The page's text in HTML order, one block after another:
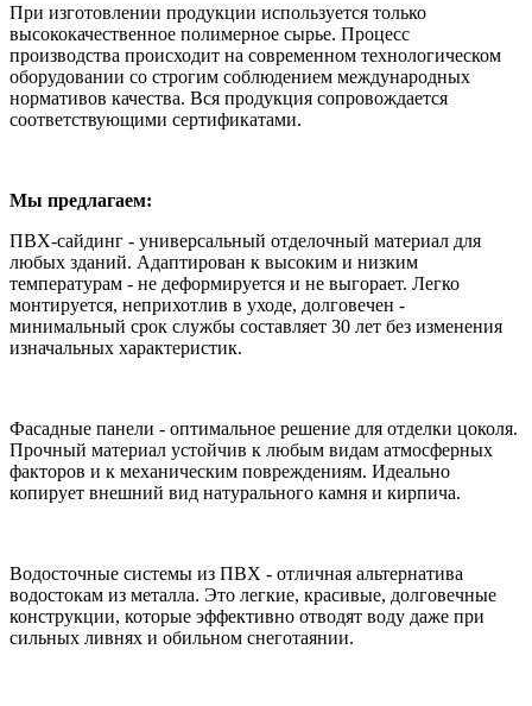
При изготовлении продукции используется только
высококачественное полимерное сырье. Процесс
производства происходит на современном технологическом
оборудовании со строгим соблюдением международных
нормативов качества. Вся продукция сопровождается
соответствующими сертификатами.
Мы предлагаем:
ПВХ-сайдинг - универсальный отделочный материал для
любых зданий. Адаптирован к высоким и низким
температурам - не деформируется и не выгорает. Легко
монтируется, неприхотлив в уходе, долговечен -
минимальный срок службы составляет 30 лет без изменения
изначальных характеристик.
Фасадные панели - оптимальное решение для отделки цоколя.
Прочный материал устойчив к любым видам атмосферных
факторов и к механическим повреждениям. Идеально
копирует внешний вид натурального камня и кирпича.
Водосточные системы из ПВХ - отличная альтернатива
водостокам из металла. Это легкие, красивые, долговечные
конструкции, которые эффективно отводят воду даже при
сильных ливнях и обильном снеготаянии.